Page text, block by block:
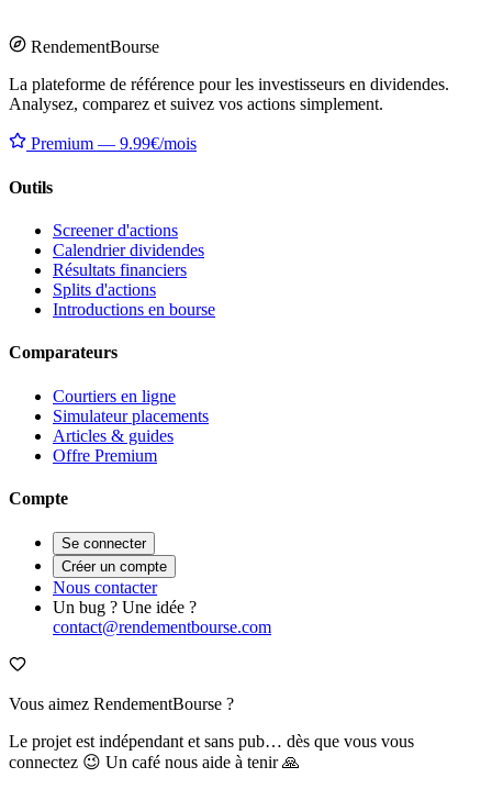
RendementBourse
La plateforme de référence pour les investisseurs en dividendes.
Analysez, comparez et suivez vos actions simplement.
Premium — 9.99€/mois
Outils
Screener d'actions
Calendrier dividendes
Résultats financiers
Splits d'actions
Introductions en bourse
Comparateurs
Courtiers en ligne
Simulateur placements
Articles & guides
Offre Premium
Compte
Se connecter
Créer un compte
Nous contacter
Un bug ? Une idée ?
contact@rendementbourse.com
Vous aimez RendementBourse ?
Le projet est indépendant et sans pub… dès que vous vous
connectez 😉 Un café nous aide à tenir 🙏